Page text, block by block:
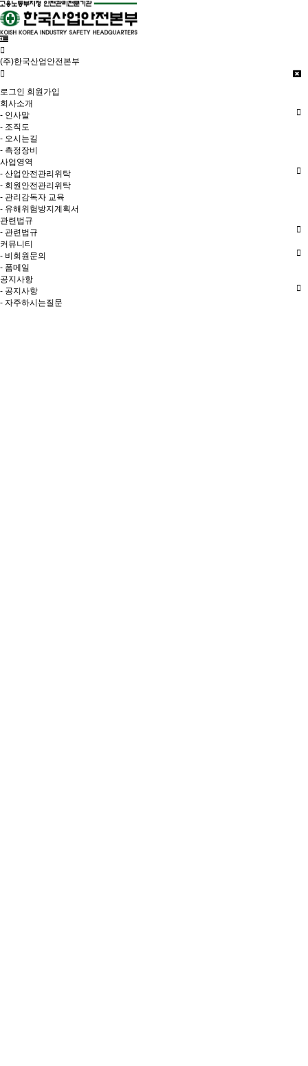
(주)한국산업안전본부
로그인 회원가입
회사소개
- 인사말
- 조직도
- 오시는길
- 측정장비
사업영역
- 산업안전관리위탁
- 회원안전관리위탁
- 관리감독자 교육
- 유해위험방지계획서
관련법규
- 관련법규
커뮤니티
- 비회원문의
- 폼메일
공지사항
- 공지사항
- 자주하시는질문